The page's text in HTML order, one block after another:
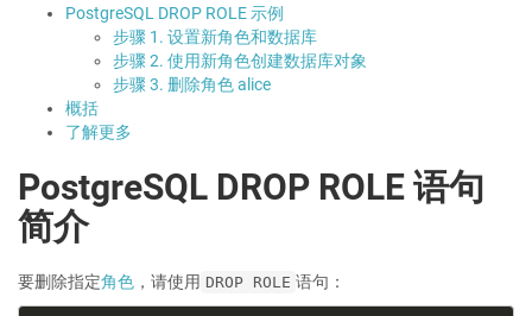
PostgreSQL DROP ROLE 示例
步骤 1. 设置新角色和数据库
步骤 2. 使用新角色创建数据库对象
步骤 3. 删除角色 alice
概括
了解更多
PostgreSQL DROP ROLE 语句
简介
要删除指定角色 ，请使用 DROP ROLE 语句：